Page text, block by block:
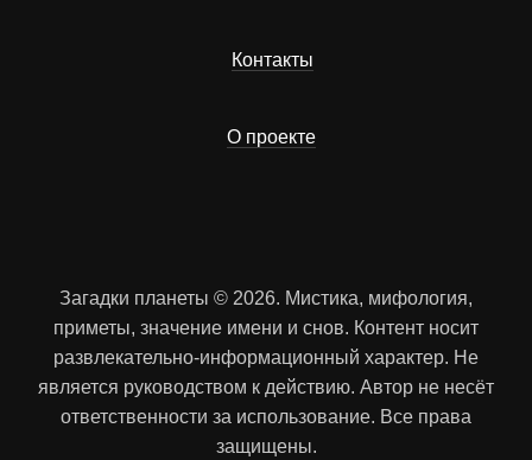
Контакты
О проекте
Загадки планеты © 2026. Мистика, мифология,
приметы, значение имени и снов. Контент носит
развлекательно-информационный характер. Не
является руководством к действию. Автор не несёт
ответственности за использование. Все права
защищены.